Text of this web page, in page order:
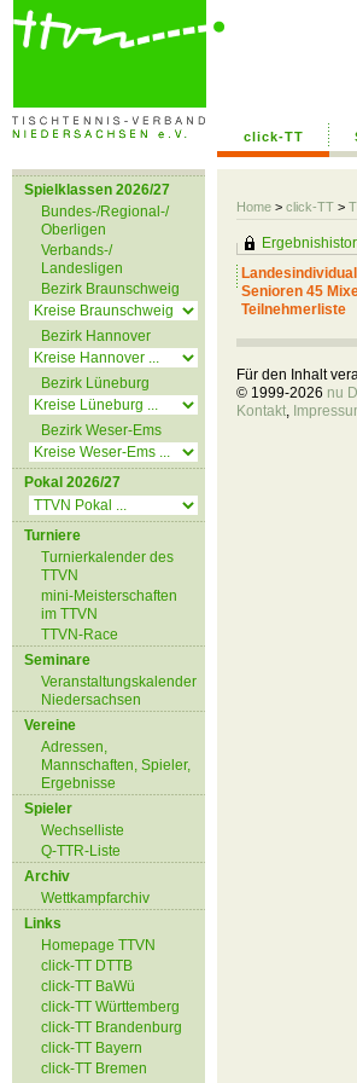
click-TT
Home > click-TT >
Spielklassen 2026/27
Bundes-/Regional-/
Oberligen
Verbands-/
Landesligen
Bezirk Braunschweig
Bezirk Hannover
Bezirk Lüneburg
Bezirk Weser-Ems
Pokal 2026/27
Turniere
Turnierkalender des
TTVN
mini-Meisterschaften
im TTVN
TTVN-Race
Seminare
Veranstaltungskalender
Niedersachsen
Vereine
Adressen,
Mannschaften, Spieler,
Ergebnisse
Spieler
Wechselliste
Q-TTR-Liste
Archiv
Wettkampfarchiv
Links
Homepage TTVN
click-TT DTTB
click-TT BaWü
click-TT Württemberg
click-TT Brandenburg
click-TT Bayern
click-TT Bremen
Senioren 45
Teilnehmerliste
Für den Inhalt
© 1999-2026 nu
Kontakt,